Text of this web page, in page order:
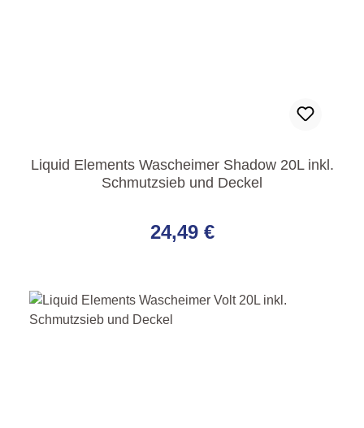
Liquid Elements Wascheimer Shadow 20L inkl.
Schmutzsieb und Deckel
24,49 €